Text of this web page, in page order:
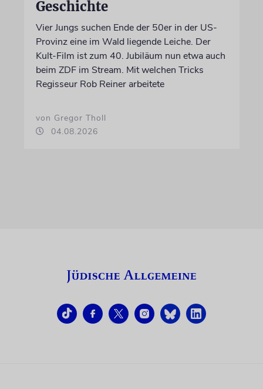
Geschichte
Vier Jungs suchen Ende der 50er in der US-
Provinz eine im Wald liegende Leiche. Der
Kult-Film ist zum 40. Jubiläum nun etwa auch
beim ZDF im Stream. Mit welchen Tricks
Regisseur Rob Reiner arbeitete
von Gregor Tholl
04.08.2026